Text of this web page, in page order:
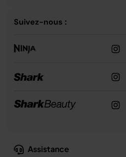
Assistance
Suivez-nous :